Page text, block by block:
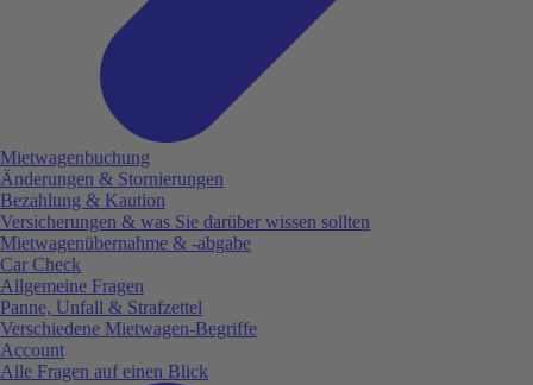
Mietwagenbuchung
Änderungen & Stornierungen
Bezahlung & Kaution
Versicherungen & was Sie darüber wissen sollten
Mietwagenübernahme & -abgabe
Car Check
Allgemeine Fragen
Panne, Unfall & Strafzettel
Verschiedene Mietwagen-Begriffe
Account
Alle Fragen auf einen Blick